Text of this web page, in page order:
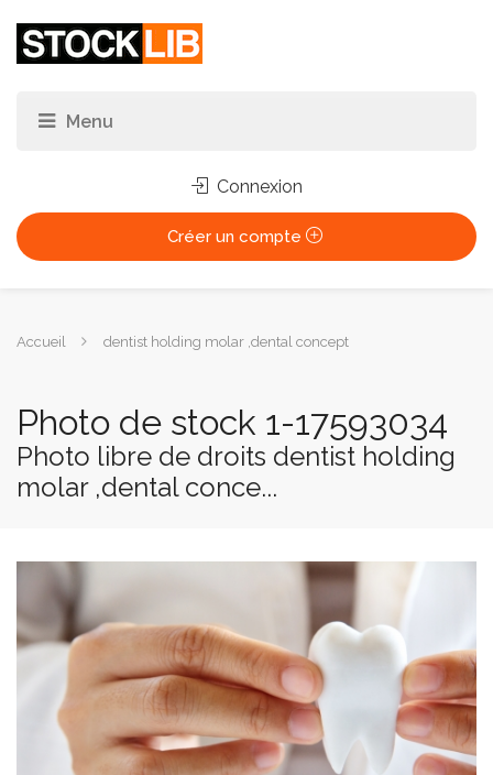
Connexion
Créer un compte
Vous
Accueil dentist holding molar ,dental concept
Photo de stock 1-17593034
Photo libre de droits dentist holding
molar ,dental conce...